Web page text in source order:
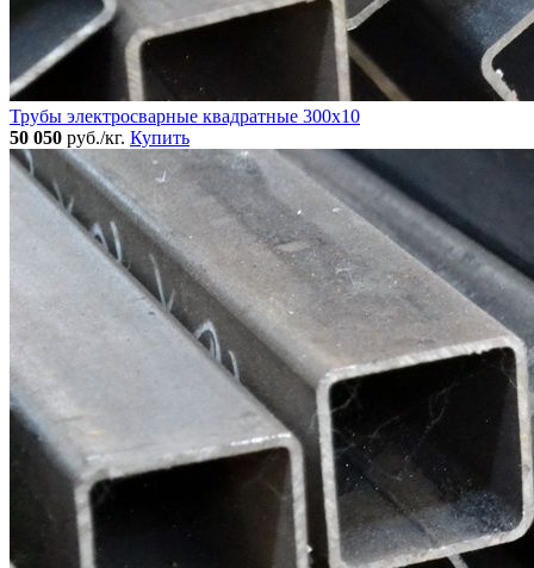
Трубы электросварные квадратные 300x10
50 050 руб./кг. Купить